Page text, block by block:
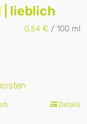
| lieblich
0,54 € / 100 ml
Details